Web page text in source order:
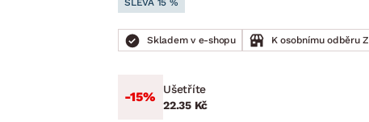
DOMÁCÍ SPOTŘEBIČE
Zahradní sestavy
SLEVA 15 %
Skladem v e-shopu K osobnímu odběru
-15%
Ušetříte
22.35 Kč